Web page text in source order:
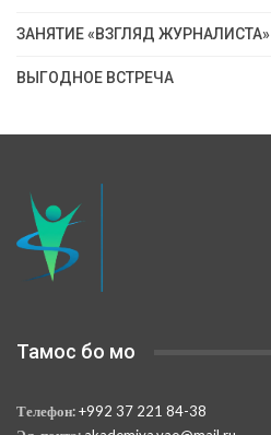
ЗАНЯТИЕ «ВЗГЛЯД ЖУРНАЛИСТА»
ВЫГОДНОЕ ВСТРЕЧА
Тамос бо мо
Телефон:+992 37 221 84-38